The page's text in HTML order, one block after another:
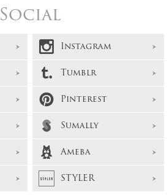
Social
Instagram
Tumblr
Pinterest
Sumally
Ameba
STYLER